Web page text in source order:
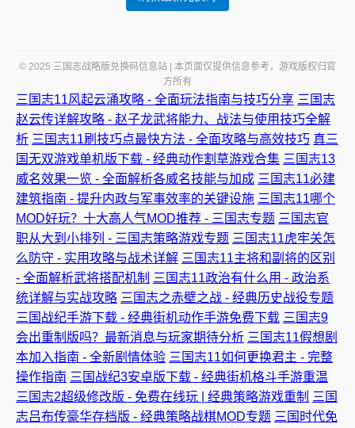
© 2025 三国志战略版兑换码信息站 | 本页面仅提供信息参考，游戏版权归官
方所有
三国志11风起云涌攻略 - 全面玩法指南与技巧分享 三国志
赵云传详解攻略 - 赵子龙武将能力、战法与使用技巧全解
析 三国志11刷技巧点最快方法 - 全面攻略与高效技巧 真三
国无双游戏单机版下载 - 经典动作割草游戏合集 三国志13
威名效果一览 - 全面解析各威名技能与加成 三国志11必建
建筑指南 - 提升内政与军事效率的关键设施 三国志11哪个
MOD好玩？十大高人气MOD推荐 - 三国志专题 三国志官
职从大到小排列 - 三国志策略游戏专题 三国志11虎牢关怎
么防守 - 实用攻略与战术详解 三国志11主将和副将的区别
- 全面解析武将搭配机制 三国志11政治有什么用 - 政治系
统详解与实战攻略 三国志之赤壁之战 - 经典历史战役专题
三国战纪手游下载 - 经典街机动作手游免费下载 三国志9
会出重制版吗？最新消息与玩家期待分析 三国志11假想剧
本加入指南 - 全新剧情体验 三国志11如何更换君主 - 完整
操作指南 三国战纪3安卓版下载 - 经典街机格斗手游重温
三国志2超级修改版 - 免费在线玩 | 经典策略游戏重制 三国
志吕布传豪华存档版 - 经典策略战棋MOD专题 三国时代免